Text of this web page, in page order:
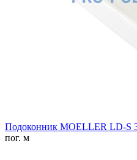
Подоконник MOELLER LD-S
пог. м